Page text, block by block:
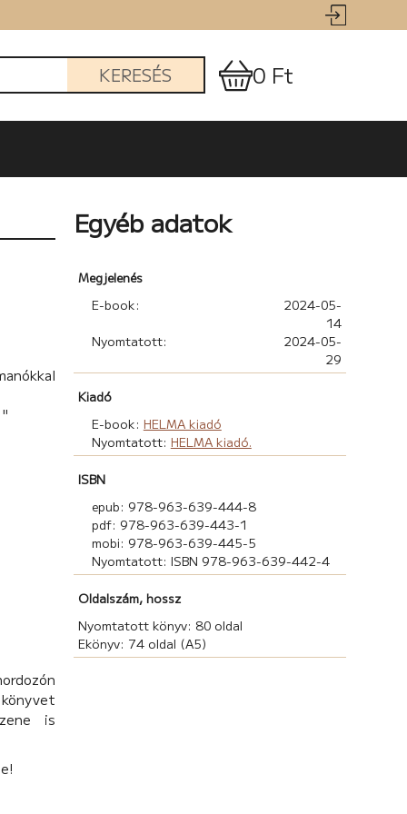
KERESÉS 0 Ft
is
Egyéb adatok
Megjelenés
E-book:
2024-05-
14
Nyomtatott:
2024-05-
29
Kiadó
E-book: HELMA kiadó
Nyomtatott: HELMA kiadó.
ISBN
epub: 978-963-639-444-8
pdf: 978-963-639-443-1
mobi: 978-963-639-445-5
Nyomtatott: ISBN 978-963-639-442-4
Oldalszám, hossz
Nyomtatott könyv: 80 oldal
Ekönyv: 74 oldal (A5)